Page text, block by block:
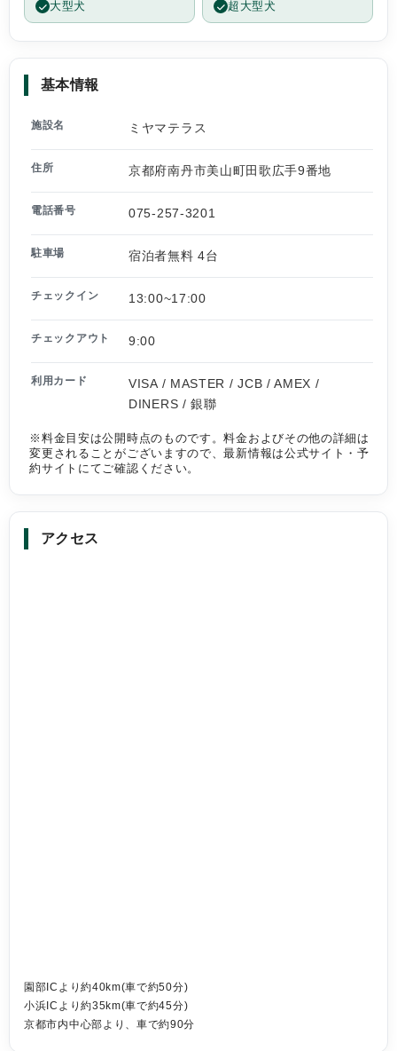
大型犬 超大型犬
基本情報
施設名 ミヤマテラス
住所 京都府南丹市美山町田歌広手9番地
電話番号 075-257-3201
駐車場 宿泊者無料 4台
チェックイン 13:00~17:00
チェックアウト 9:00
利用カード
VISA / MASTER / JCB / AMEX /
DINERS / 銀聯
※料金目安は公開時点のものです。料金およびその他の詳細は
変更されることがございますので、最新情報は公式サイト・予
約サイトにてご確認ください。
アクセス
園部ICより約40km(車で約50分)
小浜ICより約35km(車で約45分)
京都市内中心部より、車で約90分